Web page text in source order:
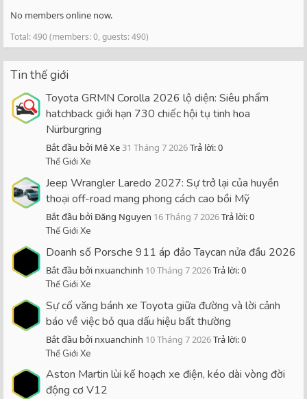
No members online now.
Total: 490 (members: 0, guests: 490)
Tin thế giới
Toyota GRMN Corolla 2026 lộ diện: Siêu phẩm
hatchback giới hạn 730 chiếc hội tụ tinh hoa
Nürburgring
Bắt đầu bởi Mê Xe31 Tháng 7 2026Trả lời: 0
Thế Giới Xe
Jeep Wrangler Laredo 2027: Sự trở lại của huyền
thoại off-road mang phong cách cao bồi Mỹ
Bắt đầu bởi Đăng Nguyen 16 Tháng 7 2026Trả lời: 0
Thế Giới Xe
Doanh số Porsche 911 áp đảo Taycan nửa đầu 2026
Bắt đầu bởi nxuanchinh 10 Tháng 7 2026Trả lời: 0
Thế Giới Xe
Sự cố văng bánh xe Toyota giữa đường và lời cảnh
báo về việc bỏ qua dấu hiệu bất thường
Bắt đầu bởi nxuanchinh 10 Tháng 7 2026Trả lời: 0
Thế Giới Xe
Aston Martin lùi kế hoạch xe điện, kéo dài vòng đời
động cơ V12